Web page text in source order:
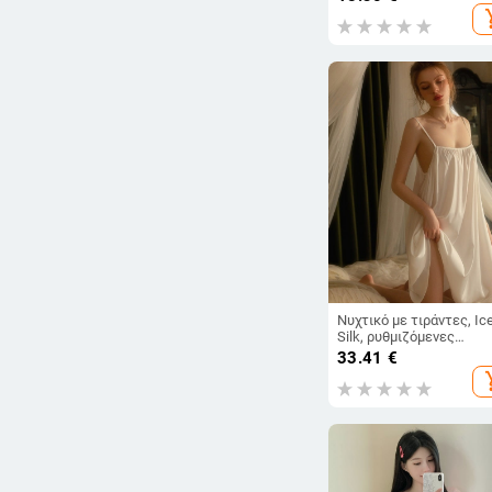
Νυχτικό με τιράντες,
Silk, ρυθμιζόμενες
τιράντες, χωρίς μανίκια,
λεπτό ύφασμα 101–120
g/m2
33.41 €